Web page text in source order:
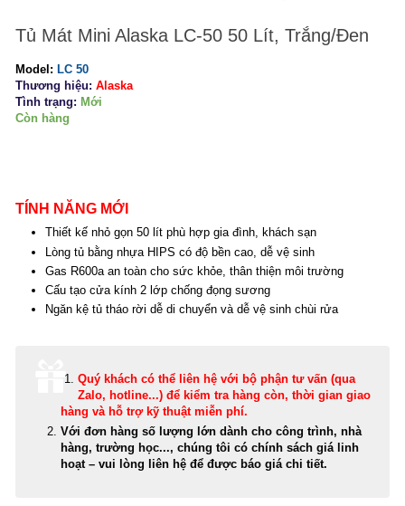
Tủ Mát Mini Alaska LC-50 50 Lít, Trắng/Đen
Model: LC 50
Thương hiệu: Alaska
Tình trạng: Mới
Còn hàng
TÍNH NĂNG MỚI
Thiết kế nhỏ gọn 50 lít phù hợp gia đình, khách sạn
Lòng tủ bằng nhựa HIPS có độ bền cao, dễ vệ sinh
Gas R600a an toàn cho sức khỏe, thân thiện môi trường
Cấu tạo cửa kính 2 lớp chống đọng sương
Ngăn kệ tủ tháo rời dễ di chuyển và dễ vệ sinh chùi rửa
Quý khách có thể liên hệ với bộ phận tư vấn (qua
Zalo, hotline...) để kiểm tra hàng còn, thời gian giao
hàng và hỗ trợ kỹ thuật miễn phí.
Với đơn hàng số lượng lớn dành cho công trình, nhà
hàng, trường học..., chúng tôi có chính sách giá linh
hoạt – vui lòng liên hệ để được báo giá chi tiết.